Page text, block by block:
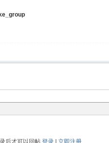
后才可以回帖 登录| 立即注册